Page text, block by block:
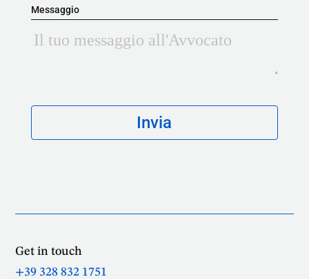
Messaggio
Get in touch
+39 328 832 1751